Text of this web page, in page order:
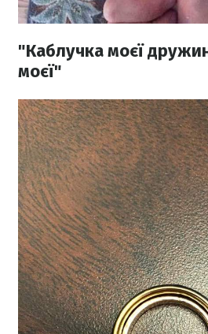
"Каблучка моєї
моєї"